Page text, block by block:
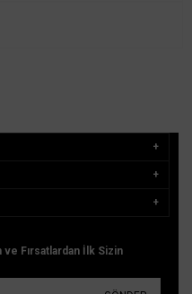
Fırsatlardan İlk Sizin